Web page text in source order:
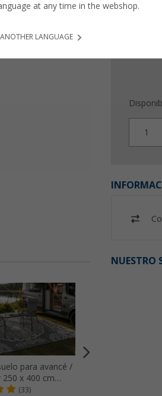
1
NUESTRO
para avancé /
250 x 400 cm
Berger
(33)
at any time in the webshop.
ANOTHER LANGUAGE